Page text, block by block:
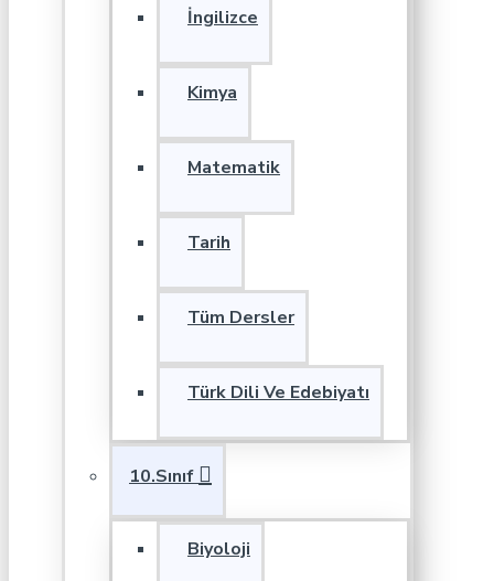
İngilizce
Kimya
Matematik
Tarih
Tüm Dersler
Türk Dili Ve Edebiyatı
10.Sınıf
Biyoloji